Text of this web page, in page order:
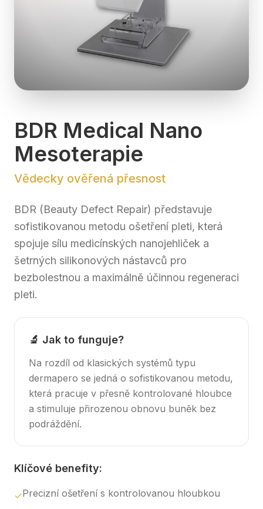
BDR Medical Nano
Mesoterapie
Vědecky ověřená přesnost
BDR (Beauty Defect Repair) představuje
sofistikovanou metodu ošetření pleti, která
spojuje sílu medicínských nanojehliček a
šetrných silikonových nástavců pro
bezbolestnou a maximálně účinnou regeneraci
pleti.
🔬 Jak to funguje?
Na rozdíl od klasických systémů typu
dermapero se jedná o sofistikovanou metodu,
která pracuje v přesně kontrolované hloubce
a stimuluje přirozenou obnovu buněk bez
podráždění.
Klíčové benefity:
✓Precizní ošetření s kontrolovanou hloubkou